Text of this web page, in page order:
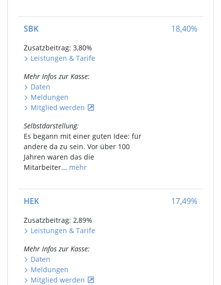
SBK
Zusatzbeitrag: 3,80%
Leistungen &Tarife
Mehr Infos zur Kasse:
Daten
Meldungen
Mitglied werden
Selbstdarstellung:
Es begann mit einer guten Idee: für
andere da zu sein. Vor über 100
Jahren waren das die
Mitarbeiter... mehr
18,40%
HEK
Zusatzbeitrag: 2,89%
Leistungen &Tarife
Mehr Infos zur Kasse:
Daten
Meldungen
Mitglied werden
17,49%